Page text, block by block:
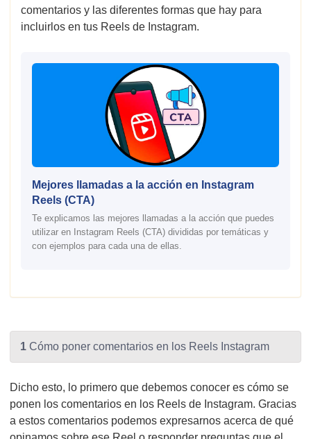
comentarios y las diferentes formas que hay para
incluirlos en tus Reels de Instagram.
Mejores llamadas a la acción en Instagram
Reels (CTA)
Te explicamos las mejores llamadas a la acción que puedes
utilizar en Instagram Reels (CTA) divididas por temáticas y
con ejemplos para cada una de ellas.
1 Cómo poner comentarios en los Reels Instagram
Dicho esto, lo primero que debemos conocer es cómo se
ponen los comentarios en los Reels de Instagram. Gracias
a estos comentarios podemos expresarnos acerca de qué